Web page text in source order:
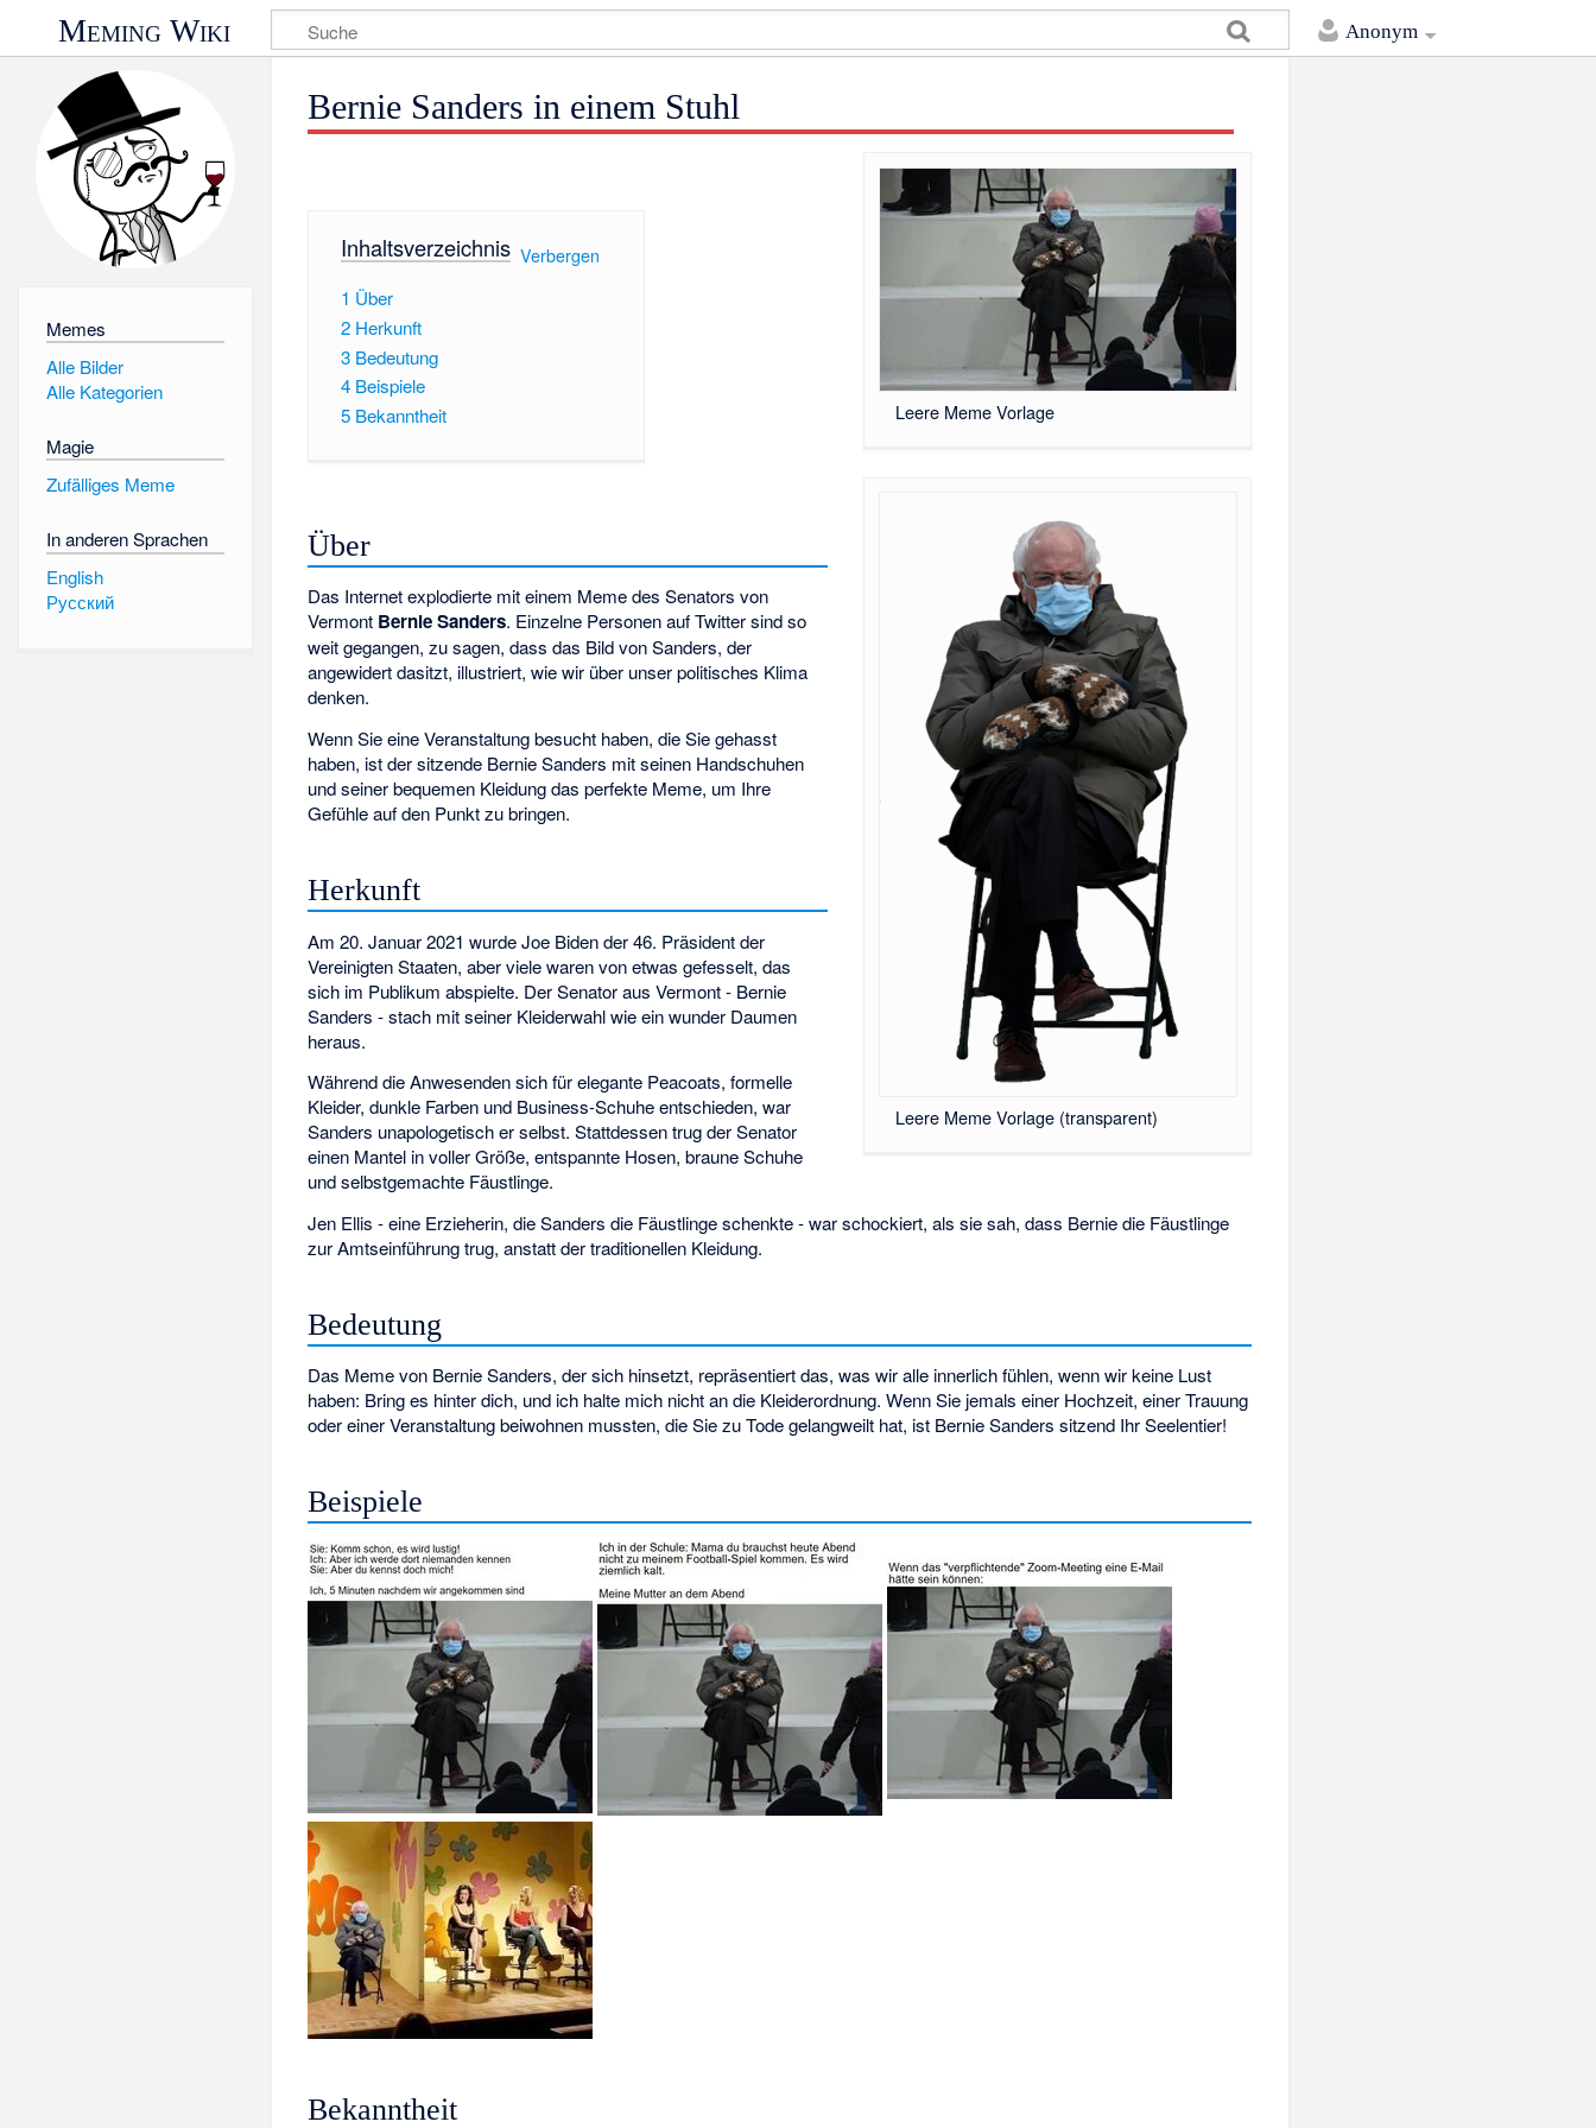
Anonym
Meming Wiki
Memes
Alle Bilder
Alle Kategorien
Magie
Zufälliges Meme
In anderen Sprachen
English
Русский
Bernie Sanders in einem Stuhl
Leere Meme Vorlage
Leere Meme Vorlage (transparent)
Inhaltsverzeichnis[ Verbergen
1 Über
2 Herkunft
3 Bedeutung
4 Beispiele
5 Bekanntheit
Über
Das Internet explodierte mit einem Meme des Senators von
Vermont Bernie Sanders. Einzelne Personen auf Twitter sind so
weit gegangen, zu sagen, dass das Bild von Sanders, der
angewidert dasitzt, illustriert, wie wir über unser politisches Klima
denken.
Wenn Sie eine Veranstaltung besucht haben, die Sie gehasst
haben, ist der sitzende Bernie Sanders mit seinen Handschuhen
und seiner bequemen Kleidung das perfekte Meme, um Ihre
Gefühle auf den Punkt zu bringen.
Herkunft
Am 20. Januar 2021 wurde Joe Biden der 46. Präsident der
Vereinigten Staaten, aber viele waren von etwas gefesselt, das
sich im Publikum abspielte. Der Senator aus Vermont - Bernie
Sanders - stach mit seiner Kleiderwahl wie ein wunder Daumen
heraus.
Während die Anwesenden sich für elegante Peacoats, formelle
Kleider, dunkle Farben und Business-Schuhe entschieden, war
Sanders unapologetisch er selbst. Stattdessen trug der Senator
einen Mantel in voller Größe, entspannte Hosen, braune Schuhe
und selbstgemachte Fäustlinge.
Jen Ellis - eine Erzieherin, die Sanders die Fäustlinge schenkte - war schockiert, als sie sah, dass Bernie die Fäustlinge
zur Amtseinführung trug, anstatt der traditionellen Kleidung.
Bedeutung
Das Meme von Bernie Sanders, der sich hinsetzt, repräsentiert das, was wir alle innerlich fühlen, wenn wir keine Lust
haben: Bring es hinter dich, und ich halte mich nicht an die Kleiderordnung. Wenn Sie jemals einer Hochzeit, einer Trauung
oder einer Veranstaltung beiwohnen mussten, die Sie zu Tode gelangweilt hat, ist Bernie Sanders sitzend Ihr Seelentier!
Beispiele
Bekanntheit